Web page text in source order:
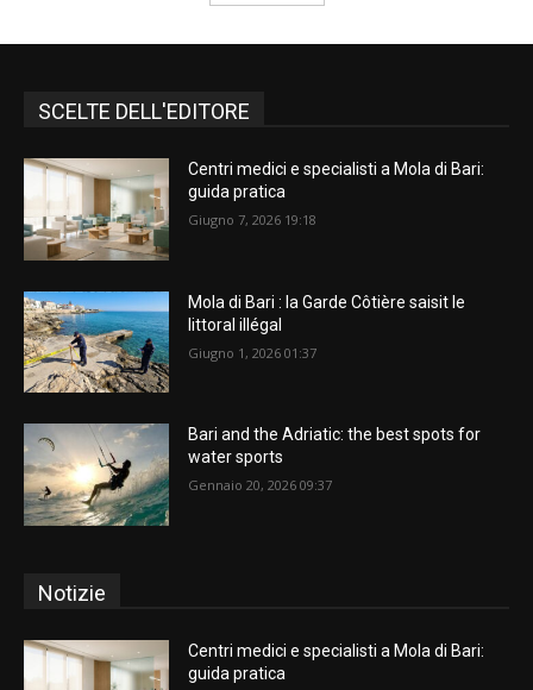
SCELTE DELL'EDITORE
Centri medici e specialisti a Mola di Bari:
guida pratica
Giugno 7, 2026 19:18
Mola di Bari : la Garde Côtière saisit le
littoral illégal
Giugno 1, 2026 01:37
Bari and the Adriatic: the best spots for
water sports
Gennaio 20, 2026 09:37
Notizie
Centri medici e specialisti a Mola di Bari:
guida pratica